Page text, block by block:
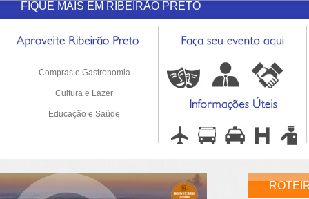
FIQUE MAIS EM RIBEIRÃO PRETO
Compras e Gastronomia
Cultura e Lazer
Educação e Saúde